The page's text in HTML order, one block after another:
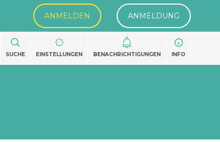
ANMELDEN ANMELDUNG
SUCHE EINSTELLUNGEN BENACHRICHTIGUNGEN INFO